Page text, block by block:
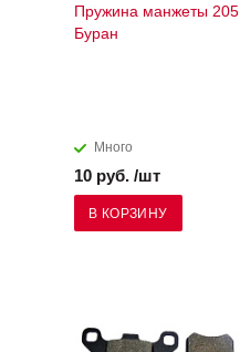
Пружина манжеты 205
Буран
Много
10 руб. /шт
В КОРЗИНУ